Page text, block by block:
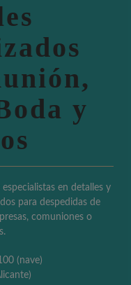
y
en detalles y
para despedidas de
comuniones o
(nave)